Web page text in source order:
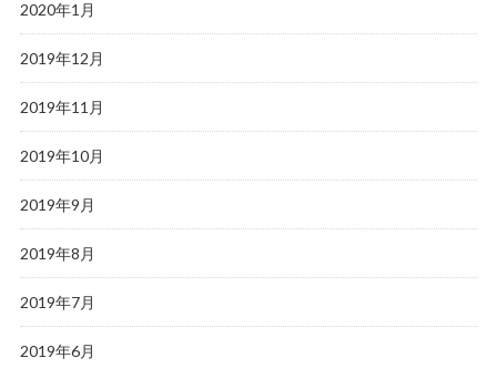
2020年1月
2019年12月
2019年11月
2019年10月
2019年9月
2019年8月
2019年7月
2019年6月